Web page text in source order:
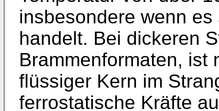
insbesondere wenn
handelt. Bei dickeren
Brammenformaten, ist
flüssiger Kern im
ferrostatische Kräfte